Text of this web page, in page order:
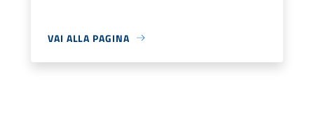
VAI ALLA PAGINA